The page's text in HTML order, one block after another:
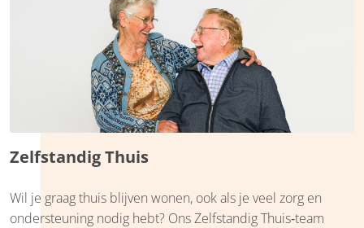
Zelfstandig Thuis
Wil je graag thuis blijven wonen, ook als je veel zorg en
ondersteuning nodig hebt? Ons Zelfstandig Thuis‑team